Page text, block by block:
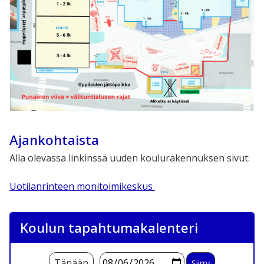
Ajankohtaista
Alla olevassa linkinssä uuden koulurakennuksen sivut:
Uotilanrinteen monitoimikeskus
Koulun tapahtumakalenteri